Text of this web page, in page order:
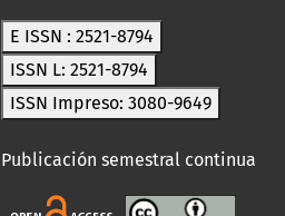
E ISSN : 2521-8794
ISSN L: 2521-8794
ISSN Impreso: 3080-9649
Publicación semestral continua